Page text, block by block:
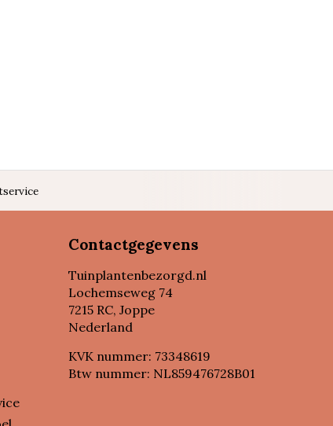
Contactgegevens
Tuinplantenbezorgd.nl
Lochemseweg 74
7215 RC, Joppe
Nederland
KVK nummer: 73348619
Btw nummer: NL859476728B01